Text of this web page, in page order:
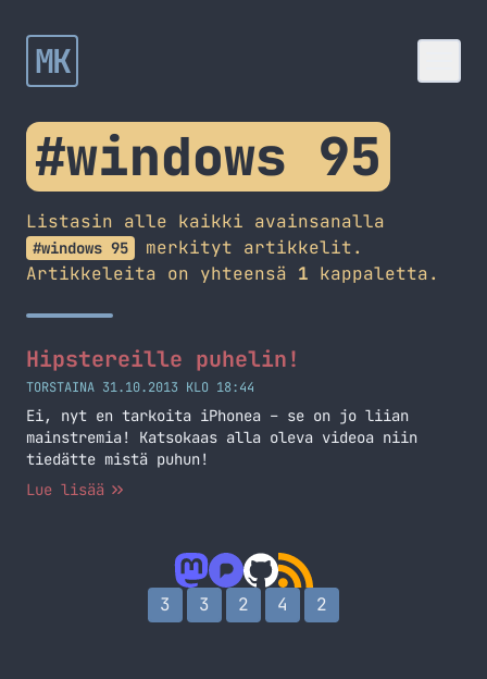
MK
#windows 95
Listasin alle kaikki avainsanalla
#windows 95
merkityt artikkelit.
Artikkeleita on yhteensä 1 kappaletta.
Hipstereille puhelin!
TORSTAINA 31.10.2013 KLO 18:44
Ei, nyt en tarkoita iPhonea – se on jo liian
mainstremia! Katsokaas alla oleva videoa niin
tiedätte mistä puhun!
Lue lisää
3 3 2 4 2